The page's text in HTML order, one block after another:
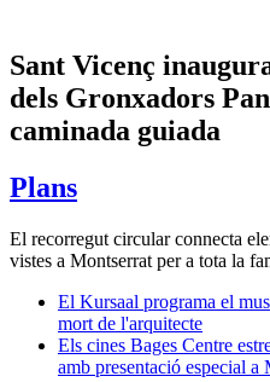
Sant Vicenç
dels Gronxadors
caminada guiada
Plans
El recorregut circular connecta
vistes a Montserrat per a tota la
El Kursaal programa el
mort de l'arquitecte
Els cines Bages Centre
amb presentació especial a